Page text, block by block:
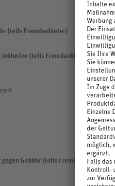
(teils Fremdanbieter)
inklusive (teils Fremdanbieter)
Gebühr (teils Fremdanbieter)